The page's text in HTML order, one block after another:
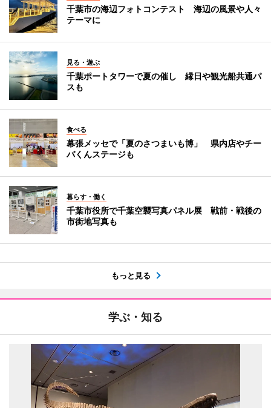
千葉市の海辺フォトコンテスト 海辺の風景や人々
テーマに
見る・遊ぶ
千葉ポートタワーで夏の催し 縁日や観光船共通パ
スも
食べる
幕張メッセで「夏のさつまいも博」 県内店やチー
バくんステージも
暮らす・働く
千葉市役所で千葉空襲写真パネル展 戦前・戦後の
市街地写真も
もっと見る
学ぶ・知る